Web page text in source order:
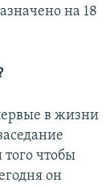
на 18
в жизни
чтобы
он